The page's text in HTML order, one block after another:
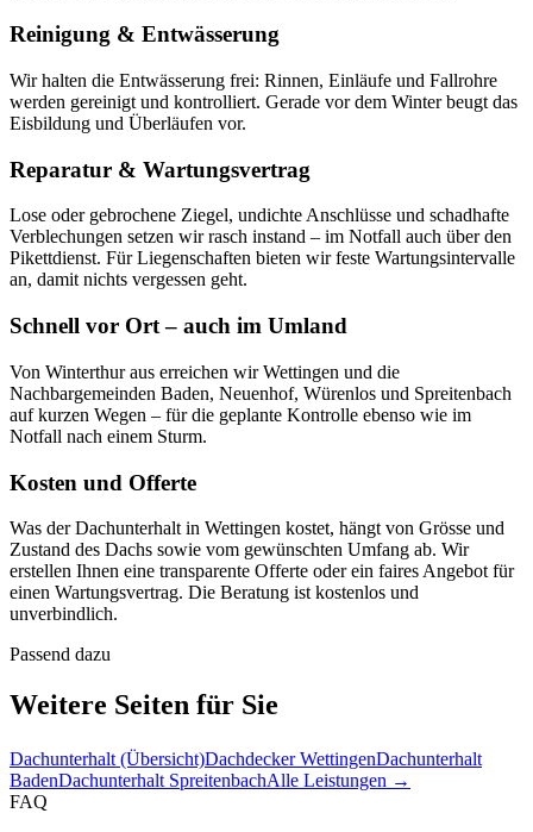
Reinigung & Entwässerung
Wir halten die Entwässerung frei: Rinnen, Einläufe und Fallrohre
werden gereinigt und kontrolliert. Gerade vor dem Winter beugt das
Eisbildung und Überläufen vor.
Reparatur & Wartungsvertrag
Lose oder gebrochene Ziegel, undichte Anschlüsse und schadhafte
Verblechungen setzen wir rasch instand – im Notfall auch über den
Pikettdienst. Für Liegenschaften bieten wir feste Wartungsintervalle
an, damit nichts vergessen geht.
Schnell vor Ort – auch im Umland
Von Winterthur aus erreichen wir Wettingen und die
Nachbargemeinden Baden, Neuenhof, Würenlos und Spreitenbach
auf kurzen Wegen – für die geplante Kontrolle ebenso wie im
Notfall nach einem Sturm.
Kosten und Offerte
Was der Dachunterhalt in Wettingen kostet, hängt von Grösse und
Zustand des Dachs sowie vom gewünschten Umfang ab. Wir
erstellen Ihnen eine transparente Offerte oder ein faires Angebot für
einen Wartungsvertrag. Die Beratung ist kostenlos und
unverbindlich.
Passend dazu
Weitere Seiten für Sie
Dachunterhalt (Übersicht)Dachdecker WettingenDachunterhalt
BadenDachunterhalt SpreitenbachAlle Leistungen →
FAQ